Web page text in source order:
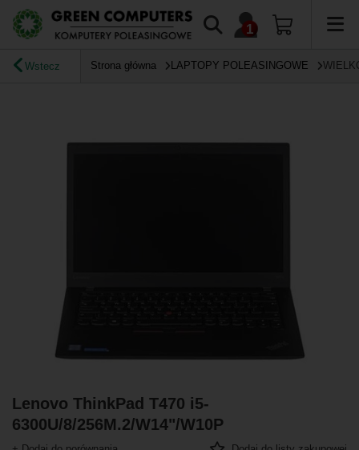
Wstecz Strona główna LAPTOPY POLEASINGOWE
Lenovo ThinkPad T470 i5-
6300U/8/256M.2/W14"/W10P